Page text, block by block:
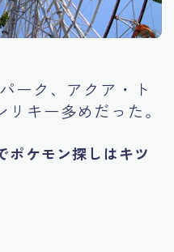
ーク、アクア・ト
キー多めだった。
ポケモン探しはキツ